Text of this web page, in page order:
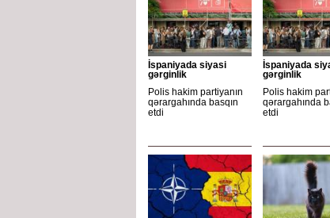
İspaniyada siyasi
gərginlik
Polis hakim partiyanın
qərargahında basqın
etdi
İspaniyada
gərginlik
Polis hakim
qərargahında
etdi